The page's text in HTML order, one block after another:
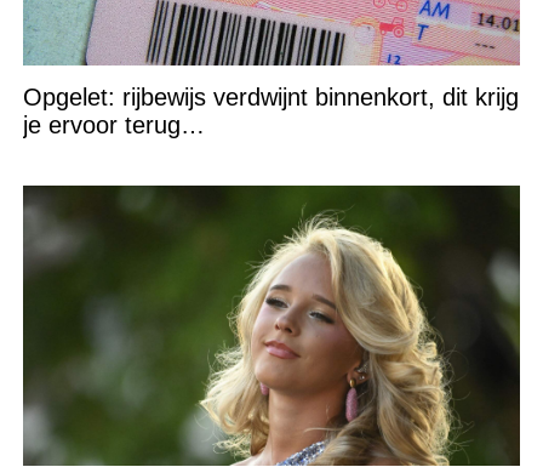
Opgelet: rijbewijs verdwijnt binnenkort, dit krijg
je ervoor terug…